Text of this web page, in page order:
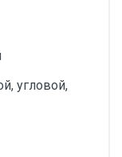
угловой,